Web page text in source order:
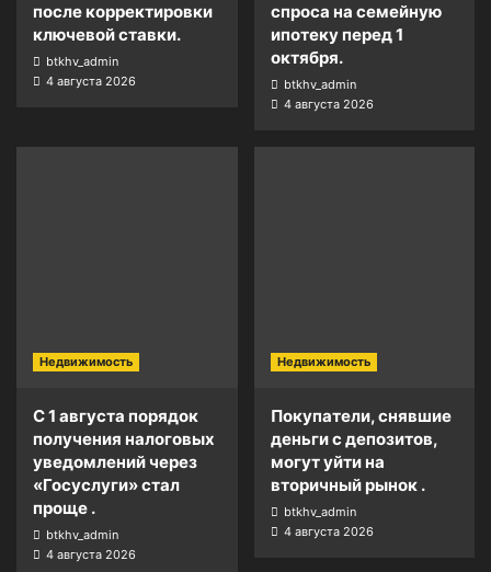
после корректировки
ключевой ставки.
btkhv_admin
4 августа 2026
спроса на семейную
ипотеку перед 1
октября.
btkhv_admin
4 августа 2026
Недвижимость
С 1 августа порядок
получения налоговых
уведомлений через
«Госуслуги» стал
проще .
btkhv_admin
4 августа 2026
Недвижимость
Покупатели, снявшие
деньги с депозитов,
могут уйти на
вторичный рынок .
btkhv_admin
4 августа 2026